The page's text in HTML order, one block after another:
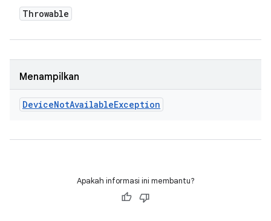
Throwable
Menampilkan
DeviceNotAvailableException
Apakah informasi ini membantu?